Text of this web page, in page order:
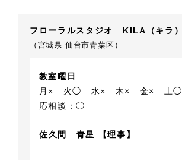
フローラルスタジオ KILA（キラ）
（宮城県 仙台市青葉区）
教室曜日
月×
火◯ 水× 木× 金× 土◯
応相談：◯
佐久間 青星 【理事】